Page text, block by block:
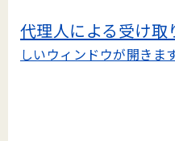
代理人による受け取
しいウィンドウが開きます